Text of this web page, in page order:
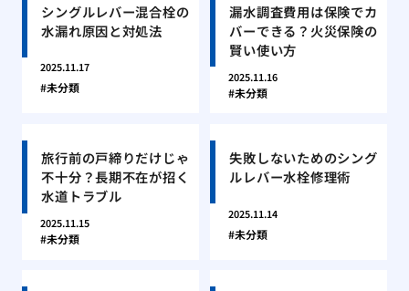
シングルレバー混合栓の
水漏れ原因と対処法
2025.11.17
未分類
漏水調査費用は保険でカ
バーできる？火災保険の
賢い使い方
2025.11.16
未分類
旅行前の戸締りだけじゃ
不十分？長期不在が招く
水道トラブル
2025.11.15
未分類
失敗しないためのシング
ルレバー水栓修理術
2025.11.14
未分類